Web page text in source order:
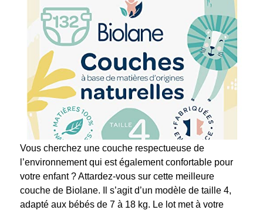
Vous cherchez une couche respectueuse de
l’environnement qui est également confortable pour
votre enfant ? Attardez-vous sur cette meilleure
couche de Biolane. Il s’agit d’un modèle de taille 4,
adapté aux bébés de 7 à 18 kg. Le lot met à votre